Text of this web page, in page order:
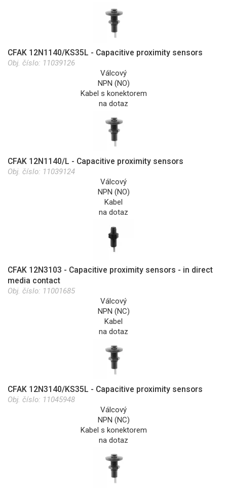
CFAK 12N1140/KS35L - Capacitive proximity sensors
Obj. číslo: 11039126
Válcový
NPN (NO)
Kabel s konektorem
na dotaz
CFAK 12N1140/L - Capacitive proximity sensors
Obj. číslo: 11039124
Válcový
NPN (NO)
Kabel
na dotaz
CFAK 12N3103 - Capacitive proximity sensors - in direct
media contact
Obj. číslo: 11001685
Válcový
NPN (NC)
Kabel
na dotaz
CFAK 12N3140/KS35L - Capacitive proximity sensors
Obj. číslo: 11045948
Válcový
NPN (NC)
Kabel s konektorem
na dotaz